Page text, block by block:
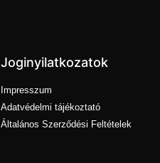
Joginyilatkozatok
Impresszum
Adatvédelmi tájékoztató
Általános Szerződési Feltételek